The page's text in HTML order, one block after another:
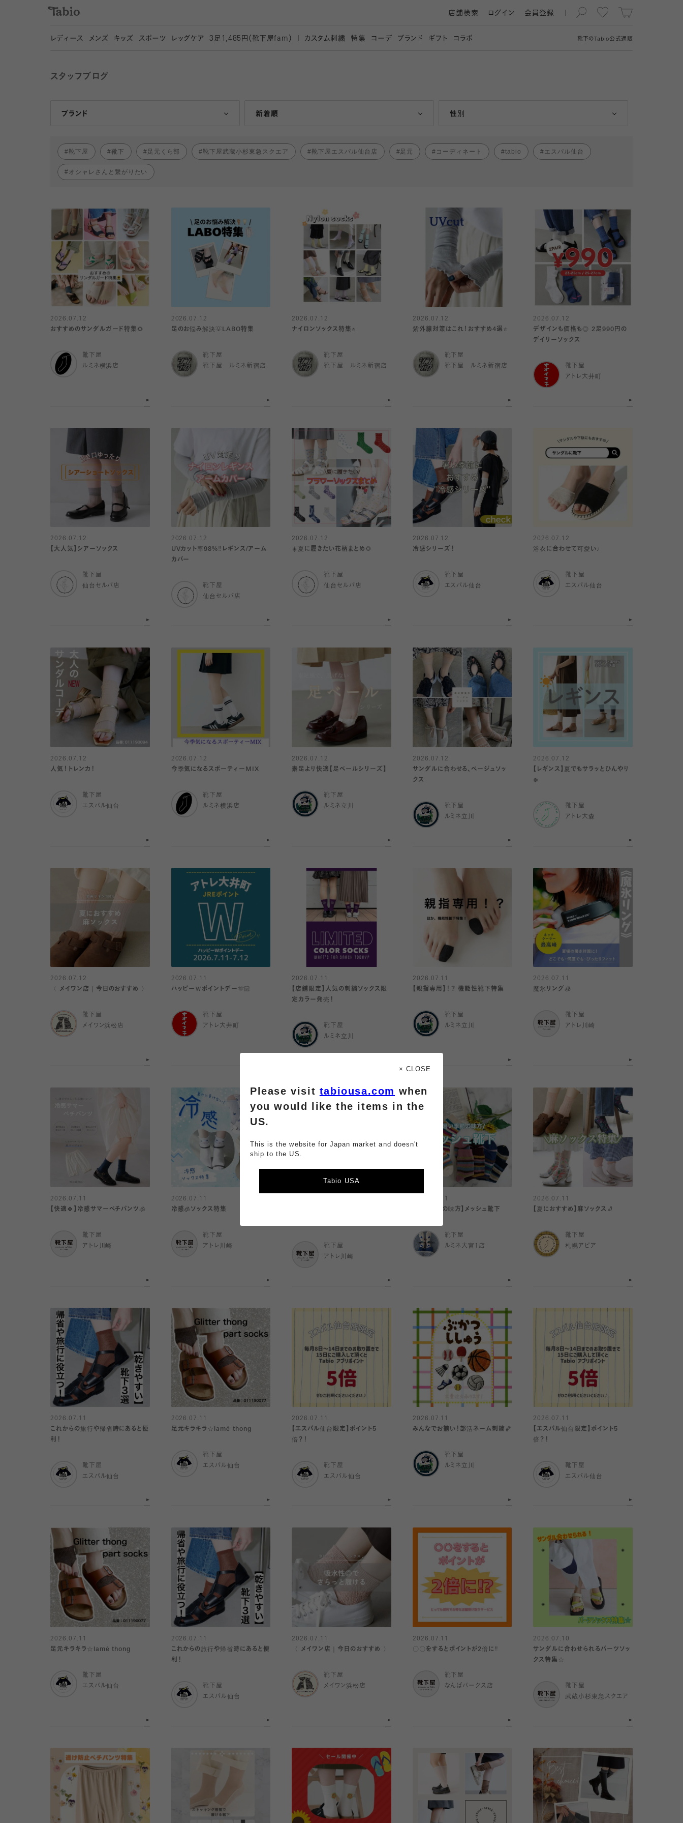
靴下の Tabio公式通販
店舗検索 ログイン 会員登録
レディース メンズ キッズ スポーツ レッグケア 3 足1,485円（靴下屋fam） カスタム刺繍 特集 コーデ ブランド ギフト コラボ
スタッフブログ
ブランド
Tabio 新着順
人気ランキング順 性別
女性
靴下屋 靴下 足元くら部 靴下屋武蔵小杉東急スクエア 靴下屋エスパル仙台店 足元 コーディネート tabio エスパル仙台
オシャレさんと繋がりたい
2026.07.12
おすすめのサンダルガード特集🌻
靴下屋
ルミネ横浜店
2026.07.12
足のお悩み解決💡LABO特集
靴下屋
靴下屋 ルミネ新宿店
2026.07.12
ナイロンソックス特集⭐︎
靴下屋
靴下屋 ルミネ新宿店
2026.07.12
紫外線対策はこれ！おすすめ4選⭐️
靴下屋
靴下屋 ルミネ新宿店
2026.07.12
デザインも価格も◎ 2足990円の
デイリーソックス
靴下屋
アトレ大井町
2026.07.12
【大人気】シアーソックス
靴下屋
仙台セルバ店
2026.07.12
UVカット率98%‼︎レギンス/アーム
カバー
靴下屋
仙台セルバ店
2026.07.12
☀️夏に履きたい花柄まとめ🌻
靴下屋
仙台セルバ店
2026.07.12
冷感シリーズ！
靴下屋
エスパル仙台
2026.07.12
浴衣に合わせて可愛い♩
靴下屋
エスパル仙台
2026.07.12
人気！トレンカ！
靴下屋
エスパル仙台
2026.07.12
今季気になるスポーティーMIX
靴下屋
ルミネ横浜店
2026.07.12
素足より快適【足ベールシリーズ】
靴下屋
ルミネ立川
2026.07.12
サンダルに合わせる、ベージュソッ
クス
靴下屋
ルミネ立川
2026.07.12
【レギンス】夏でもサラッとひんやり
❄️
靴下屋
アトレ大森
2026.07.12
〈 メイワン店｜今日のおすすめ 〉
靴下屋
メイワン浜松店
2026.07.11
ハッピーＷポイントデー🫶🏻
靴下屋
アトレ大井町
2026.07.11
【店舗限定】人気の刺繍ソックス限
定カラー発売！
靴下屋
ルミネ立川
2026.07.11
【親指専用】！？ 機能性靴下特集
靴下屋
ルミネ立川
2026.07.11
魔氷リング🧊
靴下屋
アトレ川崎
2026.07.11
【快適🍀】冷感サマーペチパンツ🧊
靴下屋
アトレ川崎
2026.07.11
冷感🧊ソックス特集
靴下屋
アトレ川崎
靴下屋
アトレ川崎
2026.07.11
【暑い季節の味方】メッシュ靴下
靴下屋
ルミネ大宮1店
2026.07.11
【夏におすすめ】麻ソックス🧦
靴下屋
札幌アピア
2026.07.11
これからの旅行や帰省時にあると便
利！
靴下屋
エスパル仙台
2026.07.11
足元キラキラ☆lamé thong
靴下屋
エスパル仙台
2026.07.11
【エスパル仙台限定】ポイント5
倍？！
靴下屋
エスパル仙台
2026.07.11
みんなでお揃い！部活ネーム刺繍🏀
靴下屋
ルミネ立川
2026.07.11
【エスパル仙台限定】ポイント5
倍？！
靴下屋
エスパル仙台
2026.07.11
足元キラキラ☆lamé thong
靴下屋
エスパル仙台
2026.07.11
これからの旅行や帰省時にあると便
利！
靴下屋
エスパル仙台
2026.07.11
〈 メイワン店｜今日のおすすめ 〉
靴下屋
メイワン浜松店
2026.07.11
〇〇をするとポイントが2倍に‼️
靴下屋
なんばパークス店
2026.07.10
サンダルに合わせられるパーツソッ
クス特集☆
靴下屋
武蔵小杉東急スクエア
× CLOSE
Please visit tabiousa.com when
you would like the items in the
US.
This is the website for Japan market and doesn't
ship to the US.
Tabio USA